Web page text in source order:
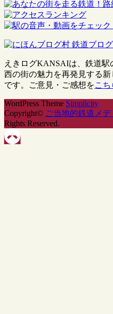
えきログKANSAIは、鉄道
西の街の魅力を再発見する新
です。ご意見・ご感想をこち
WordPress Theme Simplicity
Copyright© ご当地的鉄道メ
Rights Reserved.